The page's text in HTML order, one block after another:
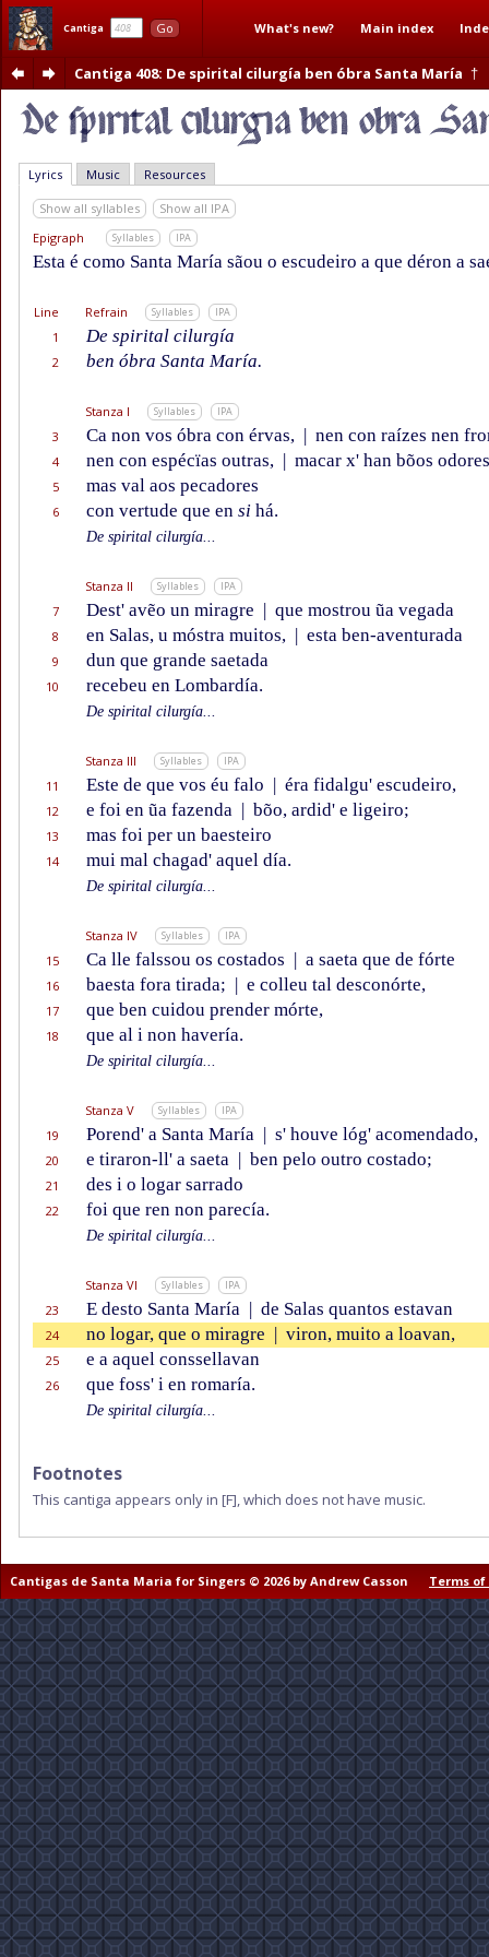
Cantiga Go What's new? Main index
Cantiga 408: De spirital cilurgía ben óbra Santa María †
Lyrics Music Resources
Show all syllables
Show all IPA
Epigraph
Syllables IPA
Esta é como Santa María sãou o escudeiro a que déron a
Line Refrain Syllables IPA
1 De spirital cilurgía
2 ben óbra Santa María.
Stanza I Syllables IPA
3 Ca non vos óbra con érvas, | nen con raízes nen
4 nen con espécïas outras, | macar x' han bõos
5 mas val aos pecadores
6 con vertude que en si há.
De spirital cilurgía...
Stanza II Syllables IPA
7 Dest' avẽo un miragre | que mostrou ũa vegada
8 en Salas, u móstra muitos, | esta ben-aventurada
9 dun que grande saetada
10 recebeu en Lombardía.
De spirital cilurgía...
Stanza III Syllables IPA
11 Este de que vos éu falo | éra fidalgu' escudeiro,
12 e foi en ũa fazenda | bõo, ardid' e ligeiro;
13 mas foi per un baesteiro
14 mui mal chagad' aquel día.
De spirital cilurgía...
Stanza IV Syllables IPA
15 Ca lle falssou os costados | a saeta que de fórte
16 baesta fora tirada; | e colleu tal desconórte,
17 que ben cuidou prender mórte,
18 que al i non havería.
De spirital cilurgía...
Stanza V Syllables IPA
19 Porend' a Santa María | s' houve lóg' acomendado,
20 e tiraron-ll' a saeta | ben pelo outro costado;
21 des i o logar sarrado
22 foi que ren non parecía.
De spirital cilurgía...
Stanza VI Syllables IPA
23 E desto Santa María | de Salas quantos estavan
24 no logar, que o miragre | viron, muito a loavan,
25 e a aquel conssellavan
26 que foss' i en romaría.
De spirital cilurgía...
Footnotes
This cantiga appears only in [F], which does not have music.
Cantigas de Santa Maria for Singers © 2026 by Andrew Casson Terms of